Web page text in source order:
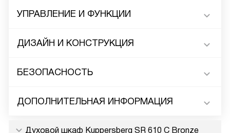
УПРАВЛЕНИЕ И ФУНКЦИИ
ДИЗАЙН И КОНСТРУКЦИЯ
БЕЗОПАСНОСТЬ
ДОПОЛНИТЕЛЬНАЯ ИНФОРМАЦИЯ
Духовой шкаф Kuppersberg SR 610 C Bronze